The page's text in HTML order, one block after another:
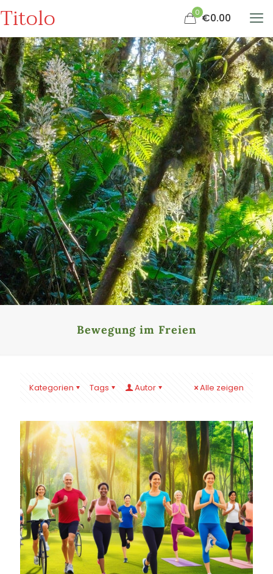
Titolo 0 €0.00
Bewegung im Freien
Kategorien Tags Autor Alle zeigen